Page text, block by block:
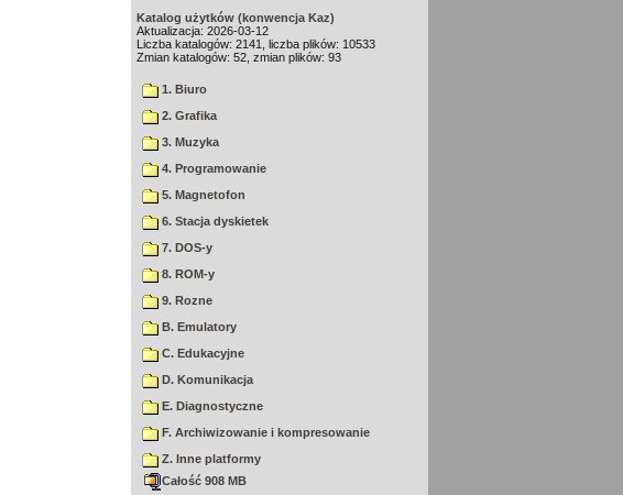
Katalog użytków (konwencja Kaz)
Aktualizacja: 2026-03-12
Liczba katalogów: 2141, liczba plików: 10533
Zmian katalogów: 52, zmian plików: 93
1. Biuro
2. Grafika
3. Muzyka
4. Programowanie
5. Magnetofon
6. Stacja dyskietek
7. DOS-y
8. ROM-y
9. Rozne
B. Emulatory
C. Edukacyjne
D. Komunikacja
E. Diagnostyczne
F. Archiwizowanie i kompresowanie
Z. Inne platformy
Całość 908 MB